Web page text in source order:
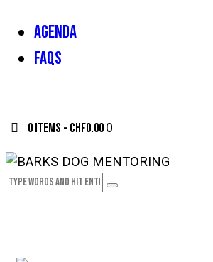
AGENDA
FAQS
0 items - CHF0.00 0